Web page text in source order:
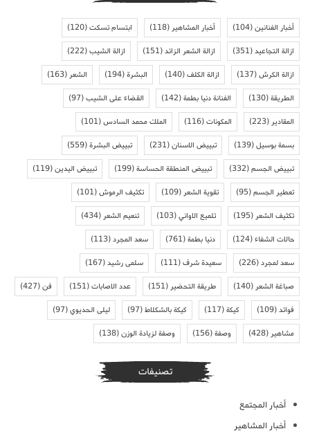
أخبار الفنانين(104) أخبار المشاهير(118) ابتسام تسكت(120)
ازالة التجاعيد(351) ازالة الشعر الزائد(151) ازالة الشيب(222)
ازالة الكرش(137) ازالة الكلف(140) البشرة(194) الشعر(163)
الطريقة(130) الفنانة دنيا بطمة(142) القضاء على الشيب(97)
المقادير(223) المكونات(116) الملك محمد السادس(101)
بسمة بوسيل(139) تبييض الاسنان(231) تبييض البشرة(559)
تبييض الجسم(332) تبييض المنطقة الحساسة(199) تبييض اليدين(119)
تعطير الجسم(95) تقوية الشعر(109) تكثيف الرموش(101)
تكثيف الشعر(195) تلميع الاواني(103) تنعيم الشعر(434)
حالات الشفاء(124) دنيا بطمة(761) سعد المجرد(113)
سعد لمجرد(226) سعيدة شرف(111) سلمى رشيد(167)
صباغة الشعر(140) طريقة التحضير(151) عدد الاصابات(151) فن(427)
فوائد(109) كيكة(117) كيكة بالشكلاط(97) ليلى الحديوي(97)
مشاهير(428) وصفة(156) وصفة لزيادة الوزن(138)
تصنيفات
أخبار المجتمع
أخبار المشاهير